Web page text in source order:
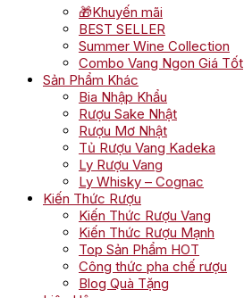
🎁Khuyến mãi
BEST SELLER
Summer Wine Collection
Combo Vang Ngon Giá Tốt
Sản Phẩm Khác
Bia Nhập Khẩu
Rượu Sake Nhật
Rượu Mơ Nhật
Tủ Rượu Vang Kadeka
Ly Rượu Vang
Ly Whisky – Cognac
Kiến Thức Rượu
Kiến Thức Rượu Vang
Kiến Thức Rượu Mạnh
Top Sản Phẩm HOT
Công thức pha chế rượu
Blog Quà Tặng